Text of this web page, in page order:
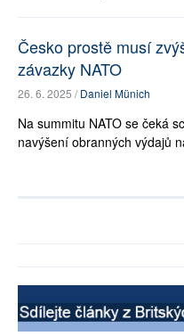
Česko prostě musí
závazky NATO
26. 6. 2025 /Daniel Münich
Na summitu NATO se čeká
navýšení obranných výdajů